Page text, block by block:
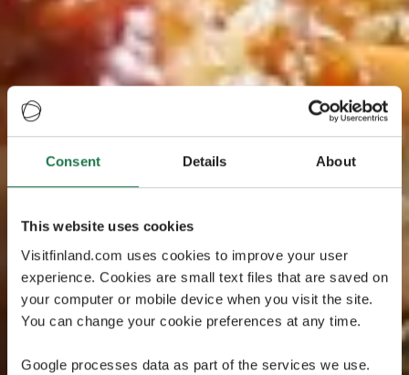
Consent Details About
This website uses cookies
Visitfinland.com uses cookies to improve your user
experience. Cookies are small text files that are saved on
your computer or mobile device when you visit the site.
You can change your cookie preferences at any time.
Google processes data as part of the services we use.